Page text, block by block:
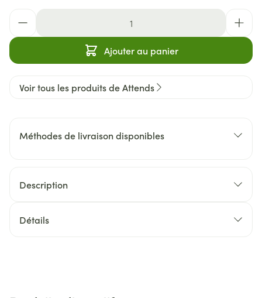
Ajouter au panier
Voir tous les produits de Attends
Méthodes de livraison disponibles
Description
Détails